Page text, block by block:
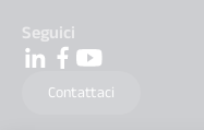
Seguici
Contattaci